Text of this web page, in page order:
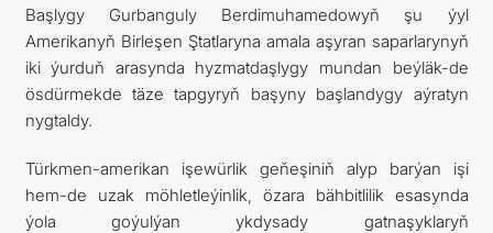
Başlygy Gurbanguly Berdimuhamedowyň şu ýyl
Amerikanyň Birleşen Ştatlaryna amala aşyran saparlarynyň
iki ýurduň arasynda hyzmatdaşlygy mundan beýläk-de
ösdürmekde täze tapgyryň başyny başlandygy aýratyn
nygtaldy.
Türkmen-amerikan işewürlik geňeşiniň alyp barýan işi
hem-de uzak möhletleýinlik, özara bähbitlilik esasynda
ýola goýulýan ykdysady gatnaşyklaryň